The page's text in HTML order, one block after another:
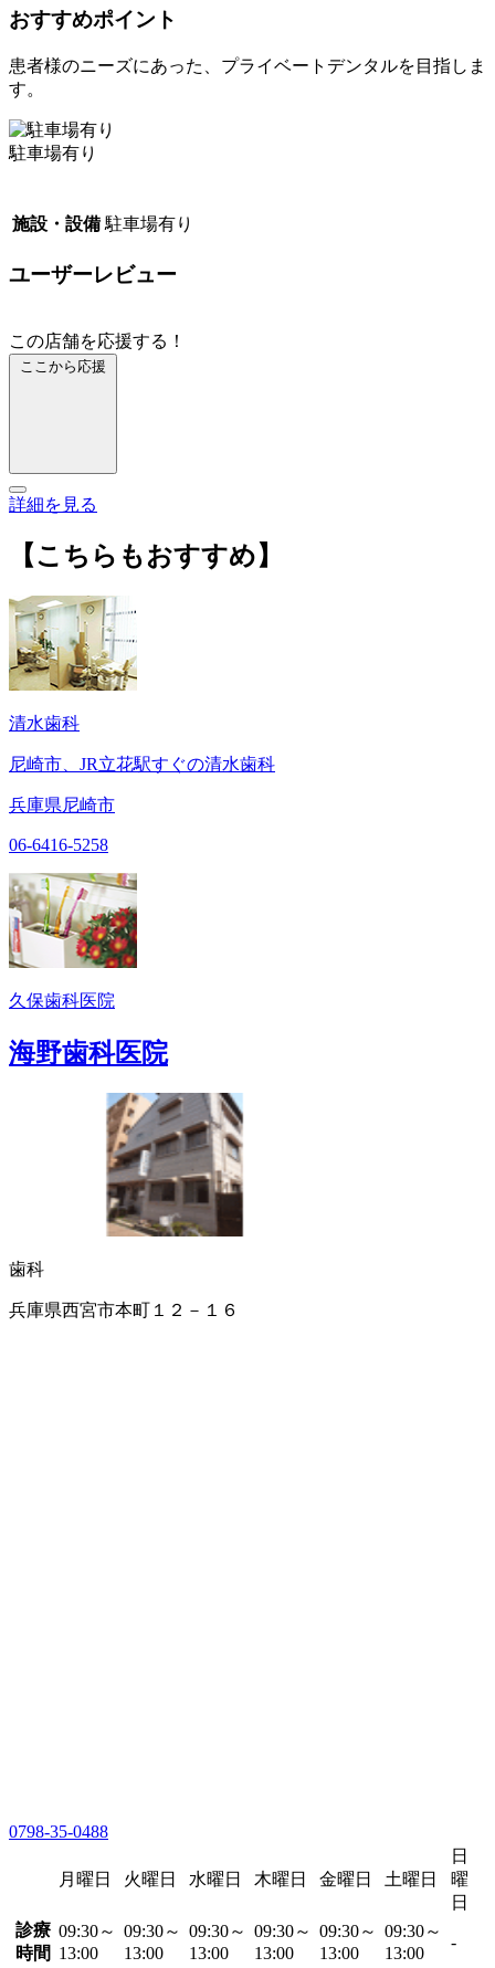
おすすめポイント
患者様のニーズにあった、プライベートデンタルを目指しま
す。
駐車場有り
施設・設備 駐車場有り
ユーザーレビュー
この店舗を応援する！
ここから応援
詳細を見る
【こちらもおすすめ】
清水歯科
尼崎市、JR立花駅すぐの清水歯科
兵庫県尼崎市
06-6416-5258
久保歯科医院
海野歯科医院
歯科
兵庫県西宮市本町１２－１６
0798-35-0488
月曜日 火曜日 水曜日 木曜日 金曜日 土曜日
日
曜
日
診療
時間
09:30～
13:00
09:30～
13:00
09:30～
13:00
09:30～
13:00
09:30～
13:00
09:30～
13:00
-